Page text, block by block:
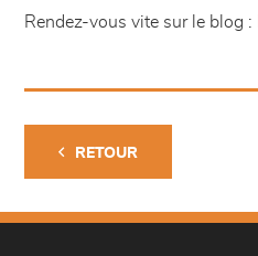
Rendez-vous vite sur le blog :
RETOUR